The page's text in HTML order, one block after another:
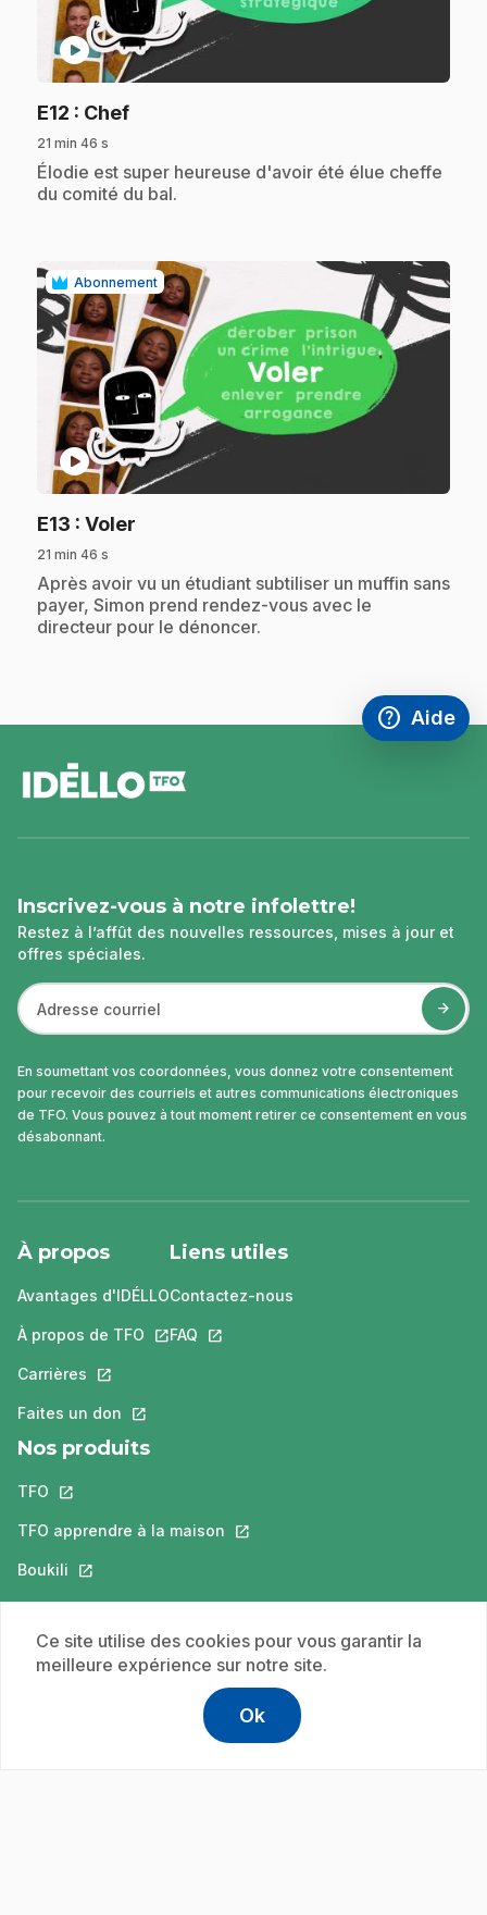
play_circle
E12 : Chef.
21 min 46 s
.Élodie est super heureuse d'avoir été élue cheffe
du comité du bal.
Abonnement
play_circle
E13 : Voler
21 min 46 s
.Après avoir vu un étudiant subtiliser un muffin sans
payer, Simon prend rendez-vous avec le
directeur pour le dénoncer.
help
Accéder à
Aide
,Ce lien
de
page
Inscrivez-vous à notre infolettre!
Restez à l’affût des nouvelles ressources, mises à jour et
offres spéciales.
En soumettant vos coordonnées, vous donnez votre consentement
pour recevoir des courriels et autres communications électroniques
de TFO. Vous pouvez à tout moment retirer ce consentement en vous
désabonnant.
À propos
Avantages d'IDÉLLO
À propos de TFO Ce lien s'ouvrira dans un nouvel onglet.
Carrières Ce lien s'ouvrira dans un nouvel onglet.
Faites un don Ce lien s'ouvrira dans un nouvel onglet.
Liens utiles
Contactez-nous
FAQ Ce lien s'ouvrira dans un nouvel
Nos produits
TFO Ce lien s'ouvrira dans un nouvel onglet.
TFO apprendre à la maison Ce lien s'ouvrira dans un nouvel
Boukili Ce lien s'ouvrira dans un nouvel onglet.
© Office des télécommunications éducatives de
langue française de l'Ontario (TFO) - 2026
Ce site utilise des cookies pour vous garantir la
meilleure expérience sur notre site.
Ok